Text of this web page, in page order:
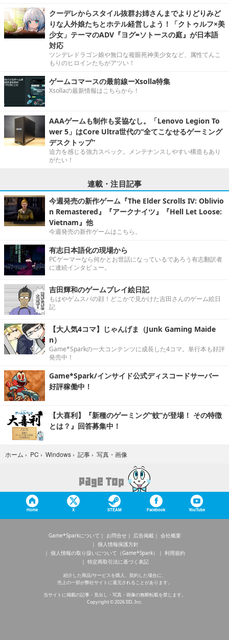
クーデレからスタイル抜群お姉さんまでよりどりみど
りな人外娘たちとホテル経営しよう！「クトゥルフ×美
少女」テーマのADV『ヨグ=ソトースの庭』が日本語
対応
ツンデレドラゴン娘や無口な複眼死神美少女など、属性てんこ
もりのヒロインたちがアツい！
ゲームコマースの最前線ーXsolla特集
Xsollaの最新情報はこちらから！
AAAゲームも制作も妥協なし。「Lenovo Legion To
wer 5」はCore Ultra世代の“全てこなせるゲーミング
デスクトップ”
迫力を感じる強力スペック。メンテナンスしやすい構造もあり
がたい！
連載・注目記事
今週発売の新作ゲーム『The Elder Scrolls IV: Oblivio
n Remastered』『アークナイツ』『Hell Let Loose:
Vietnam』他
今週発売の新作ゲームはこちら。
有志日本語化の現場から
PCゲーマーなら何かとお世話になっているであろう有志翻訳者
に連続インタビュー。
吉田輝和のゲームプレイ絵日記
もはやゲムスパの顔！どこかで見かけた吉田さんのゲーム絵日
記
【大人気4コマ】じゃんげま（Junk Gaming Maide
n）
Game*Sparkの一大コンテンツに成長した4コマ。単行本も好評
発売中！
Game*Spark/インサイド公式ディスコードサーバー
好評稼働中！
【大喜利】『新種のゲーミング“蚊”が登場！ その特徴
とは？』回答募集中！
ホーム › PC › Windows › 記事 › 写真・画像
Home X STEAM Facebook YouTube
Game*Sparkについて お問合せ 広告掲載
会社概要
個人情報保護方針
個人情報の取り扱いについて（Game*Spark）
利用規約
特定商取引法に基づく表記
紹介した商品/サービスを購入、契約した場合に、
売上の一部が弊社サイトに還元されることがあります。
当サイトに掲載の記事・見出し・写真・画像の無断転載を禁じます。
Copyright © 2026 IID, Inc.